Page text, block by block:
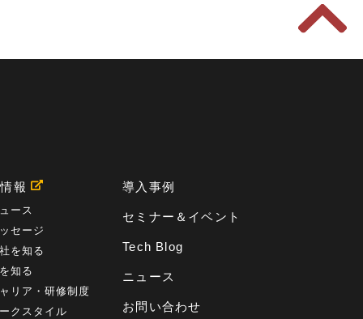
報
ース
セージ
を知る
知る
リア・研修制度
クスタイル
導入事例
セミナー＆イベント
Tech Blog
ニュース
お問い合わせ